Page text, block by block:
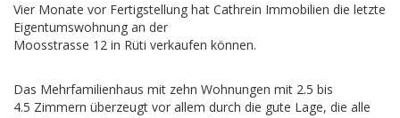
Vier Monate vor Fertigstellung hat Cathrein Immobilien die letzte
Eigentumswohnung an der
Moosstrasse 12 in Rüti verkaufen können.
Das Mehrfamilienhaus mit zehn Wohnungen mit 2.5 bis
4.5 Zimmern überzeugt vor allem durch die gute Lage, die alle